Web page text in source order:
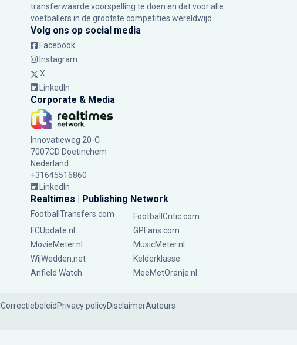
transferwaarde voorspelling te doen en dat voor alle
voetballers in de grootste competities wereldwijd.
Volg ons op social media
Facebook
Instagram
X
LinkedIn
Corporate & Media
Innovatieweg 20-C
7007CD Doetinchem
Nederland
+31645516860
LinkedIn
Realtimes | Publishing Network
FootballTransfers.com
FootballCritic.com
FCUpdate.nl
GPFans.com
MovieMeter.nl
MusicMeter.nl
WijWedden.net
Kelderklasse
Anfield Watch
MeeMetOranje.nl
Correctiebeleid Privacy policyDisclaimerAuteurs